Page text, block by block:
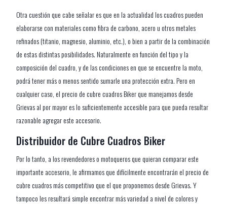
Otra cuestión que cabe señalar es que en la actualidad los cuadros pueden
elaborarse con materiales como fibra de carbono, acero u otros metales
refinados (titanio, magnesio, aluminio, etc.), o bien a partir de la combinación
de estas distintas posibilidades. Naturalmente en función del tipo y la
composición del cuadro, y de las condiciones en que se encuentre la moto,
podrá tener más o menos sentido sumarle una protección extra. Pero en
cualquier caso, el precio de cubre cuadros Biker que manejamos desde
Grievas al por mayor es lo suficientemente accesible para que pueda resultar
razonable agregar este accesorio.
Distribuidor de Cubre Cuadros Biker
Por lo tanto, a los revendedores o motoqueros que quieran comparar este
importante accesorio, le afirmamos que difícilmente encontrarán el precio de
cubre cuadros más competitivo que el que proponemos desde Grievas. Y
tampoco les resultará simple encontrar más variedad a nivel de colores y